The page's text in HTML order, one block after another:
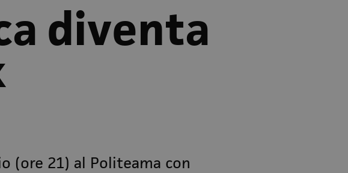
diventa
(ore 21) al Politeama con